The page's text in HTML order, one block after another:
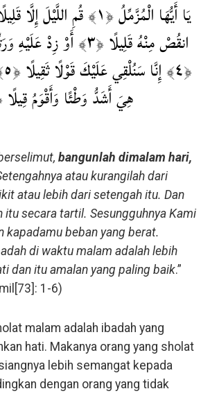
انقُصْ مِنْهُ قَلِيلًا ﴿٣﴾ أَوْ
هِيَ أَشَدُّ وَطْئًا وَأَقْوَمُ قِيلًا
bangunlah dimalam hari,
atau kurangilah dari
atau lebih dari setengah itu. Dan
itu secara tartil. Sesungguhnya Kami
kapadamu beban yang berat.
di waktu malam adalah lebih
dan itu amalan yang paling baik.”
1-6)
malam adalah ibadah yang
hati. Makanya orang yang sholat
lebih semangat kepada
dengan orang yang tidak